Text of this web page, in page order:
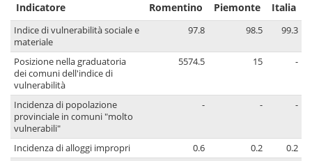
Indicatore Romentino Piemonte Italia
Indice di vulnerabilità sociale e
materiale
97.8 98.5 99.3
Posizione nella graduatoria
dei comuni dell'indice di
vulnerabilità
5574.5 15 -
Incidenza di popolazione
provinciale in comuni "molto
vulnerabili"
- - -
Incidenza di alloggi impropri 0.6 0.2
0.2